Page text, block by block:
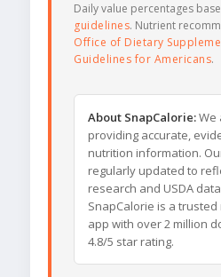
Daily value percentages
guidelines. Nutrient
Office of Dietary
Guidelines for Americans.
About SnapCalorie:We
providing accurate,
nutrition information.
regularly updated to
research and USDA
SnapCalorie is a
app with over 2 million
4.8/5 star rating.